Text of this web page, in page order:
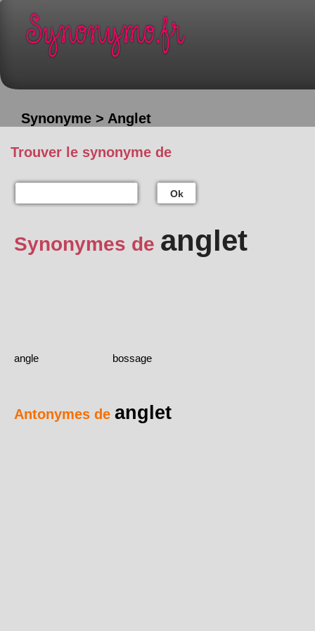
Synonyme > Anglet
Trouver le synonyme de
Ok
Synonymes de anglet
angle bossage
Antonymes de anglet